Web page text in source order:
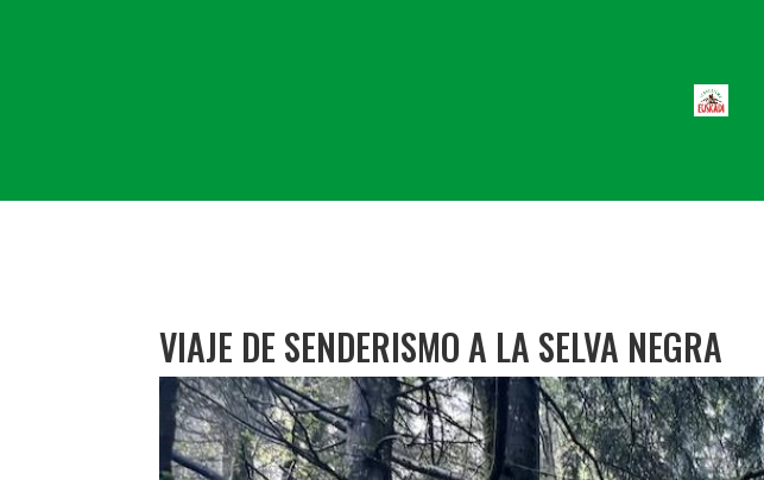
VIAJE DE SENDERISMO A LA SELVA NEGRA